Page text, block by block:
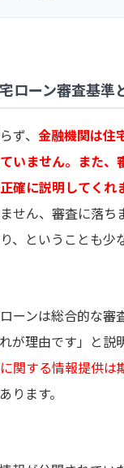
ローン審査基準
ず、 金融機関は住
いません。また、
確に説明してくれ
せん、審査に落ち
、ということも少
ーンは総合的な審
が理由です」と説
関する情報提供は
ります。